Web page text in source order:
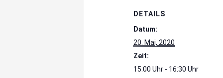
DETAILS
Datum:
20. Mai, 2020
Zeit:
15:00 Uhr - 16:30 Uhr